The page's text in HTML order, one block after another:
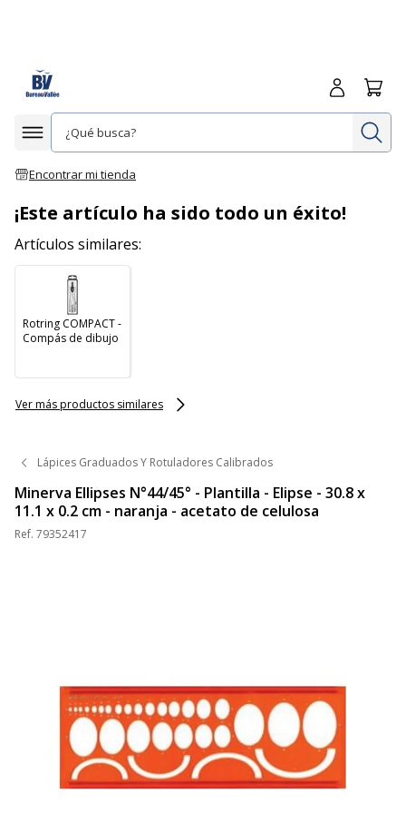
Afficher la navigation
Encontrar mi tienda
Iniciar
¡Este artículo ha sido todo un éxito!
Artículos similares:
Rotring COMPACT -
Compás de dibujo
Ver más productos similares
Lápices Graduados Y Rotuladores Calibrados
Minerva Ellipses N°44/45° - Plantilla - Elipse - 30.8 x
11.1 x 0.2 cm - naranja - acetato de celulosa
Ref. 79352417